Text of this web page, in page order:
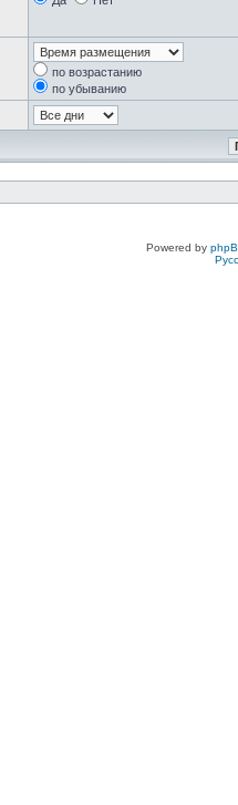
по возрастанию
по убыванию
Powered by